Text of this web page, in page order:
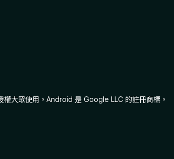
權大眾使用。Android 是 Google LLC 的註冊商標。